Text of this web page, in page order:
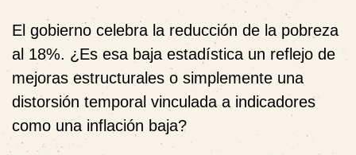
El gobierno celebra la reducción de la pobreza
al 18%. ¿Es esa baja estadística un reflejo de
mejoras estructurales o simplemente una
distorsión temporal vinculada a indicadores
como una inflación baja?